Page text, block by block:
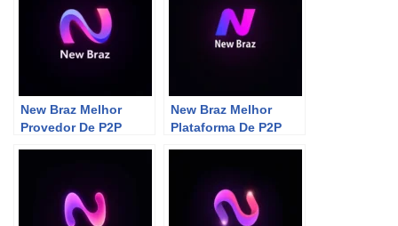
New Braz Melhor
Provedor De P2P
New Braz Melhor
Plataforma De P2P